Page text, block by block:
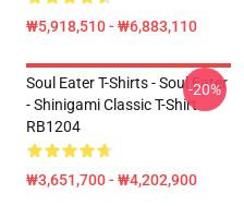
₩5,918,510 - ₩6,883,110
Soul Eater T-Shirts - Soul Eater
- Shinigami Classic T-Shirt
RB1204
₩3,651,700 - ₩4,202,900
-20%